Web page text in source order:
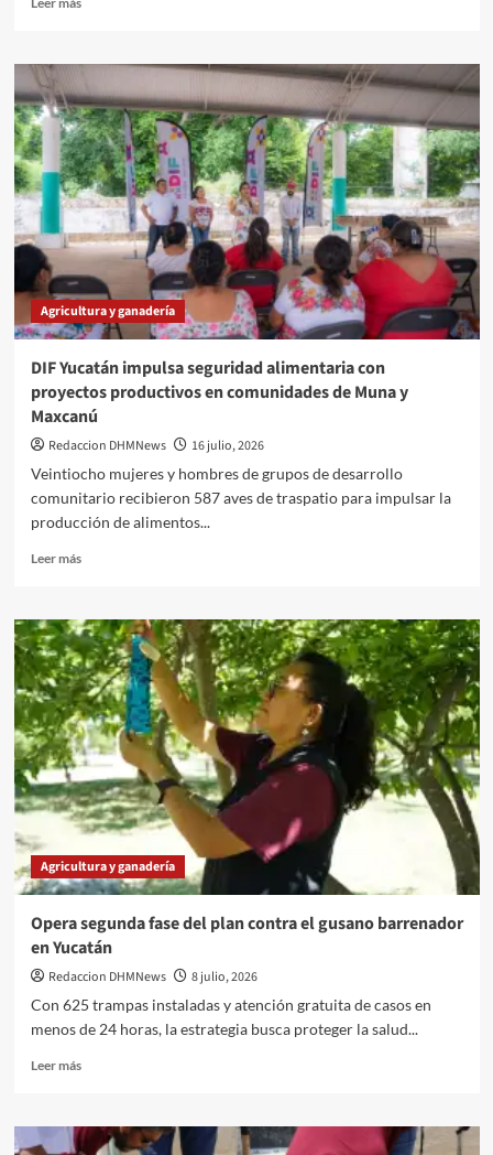
Renacimiento
respalda
producción
lechera
en
el
oriente
de
Yucatán.
Agricultura y ganadería
DIF Yucatán impulsa seguridad alimentaria con
proyectos productivos en comunidades de Muna y
Maxcanú
Redaccion DHMNews
16 julio, 2026
Veintiocho mujeres y hombres de grupos de desarrollo
comunitario recibieron 587 aves de traspatio para impulsar la
producción de alimentos...
Leer másLeer
DIF
Yucatán
impulsa
seguridad
alimentaria
con
proyectos
productivos
en
comunidades
de
y
Maxcanú
Agricultura y ganadería
Opera segunda fase del plan contra el gusano barrenador
en Yucatán
Redaccion DHMNews
8 julio, 2026
Con 625 trampas instaladas y atención gratuita de casos en
menos de 24 horas, la estrategia busca proteger la salud...
Leer másLeer
Opera
segunda